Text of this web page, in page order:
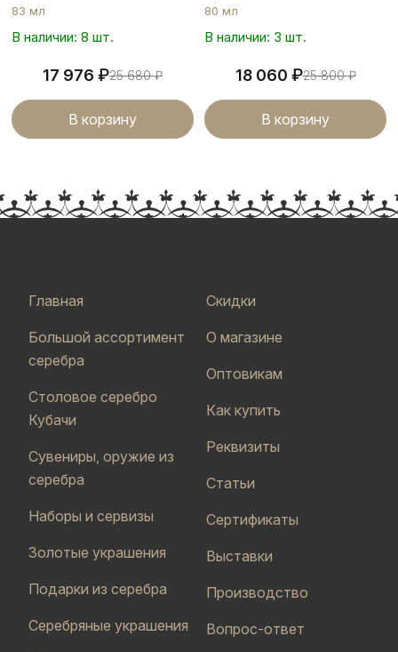
83 мл
В наличии: 8 шт.
17 976 ₽25 680₽
В корзину
80 мл
В наличии: 3 шт.
18 060 ₽25 800₽
В корзину
Главная
Большой ассортимент
серебра
Столовое серебро
Кубачи
Сувениры, оружие из
серебра
Наборы и сервизы
Золотые украшения
Подарки из серебра
Серебряные украшения
Скидки
О магазине
Оптовикам
Как купить
Реквизиты
Статьи
Сертификаты
Выставки
Производство
Вопрос-ответ